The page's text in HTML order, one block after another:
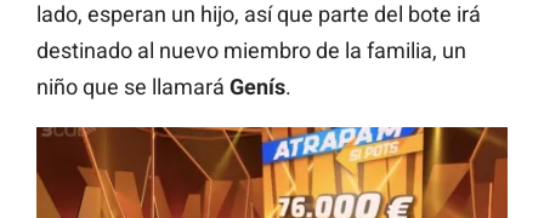
lado, esperan un hijo, así que parte del bote irá
destinado al nuevo miembro de la familia, un
niño que se llamará Genís.